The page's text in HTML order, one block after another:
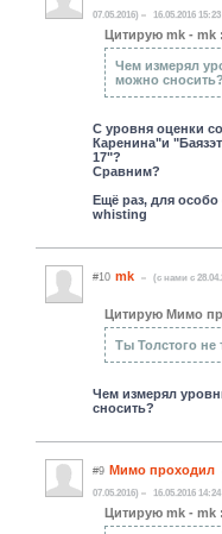
07.05.2016)
16.05.2016 15:23
Цитирую mk - mk :
Чем измерял
можно сносить?
С уровня оценки
Каренина"и
17"?
Сравним?
Ещё раз, для
whisting
#10 mk (c нами с
Цитирую Мимо
Ты Толстого не
Чем измерял
сносить?
#9 Мимо проходил
07.05.2016)
16.05.2016 14:24
Цитирую mk - mk :